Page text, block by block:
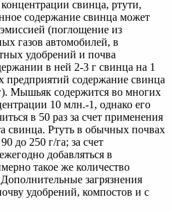
свинца, ртути,
содержание свинца может
(поглощение из
газов автомобилей, в
удобрений и почва
в ней 2-3 г свинца на 1
предприятий содержание свинца
Мышьяк содержится во многих
10 млн.-1, однако его
в 50 раз за счет применения
свинца. Ртуть в обычных почвах
до 250 г/га; за счет
добавляться в
такое же количество
загрязнения
удобрений, компостов и с